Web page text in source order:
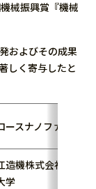
械振興賞『機械
およびその成果
しく寄与したと
ースナノファイバ
江造機株式会
大学 仁